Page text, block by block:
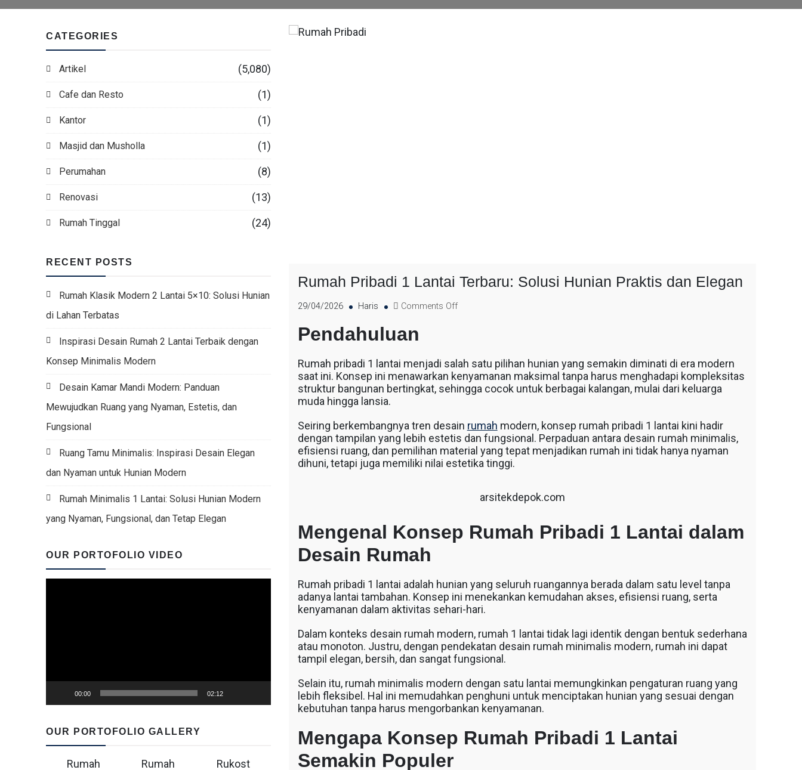
CATEGORIES
Artikel (5,080)
Cafe dan Resto (1)
Kantor (1)
Masjid dan Musholla (1)
Perumahan (8)
Renovasi (13)
Rumah Tinggal (24)
RECENT POSTS
Rumah Klasik Modern 2 Lantai 5×10: Solusi Hunian
di Lahan Terbatas
Inspirasi Desain Rumah 2 Lantai Terbaik dengan
Konsep Minimalis Modern
Desain Kamar Mandi Modern: Panduan
Mewujudkan Ruang yang Nyaman, Estetis, dan
Fungsional
Ruang Tamu Minimalis: Inspirasi Desain Elegan
dan Nyaman untuk Hunian Modern
Rumah Minimalis 1 Lantai: Solusi Hunian Modern
yang Nyaman, Fungsional, dan Tetap Elegan
OUR PORTOFOLIO VIDEO
00:00 02:12
OUR PORTOFOLIO GALLERY
Rumah
Rumah
Rukost
Rumah Pribadi 1 Lantai Terbaru: Solusi Hunian Praktis dan Elegan
29/04/2026 Haris Comments Off
Pendahuluan
Rumah pribadi 1 lantai menjadi salah satu pilihan hunian yang semakin diminati di era modern
saat ini. Konsep ini menawarkan kenyamanan maksimal tanpa harus menghadapi kompleksitas
struktur bangunan bertingkat, sehingga cocok untuk berbagai kalangan, mulai dari keluarga
muda hingga lansia.
Seiring berkembangnya tren desain rumah modern, konsep rumah pribadi 1 lantai kini hadir
dengan tampilan yang lebih estetis dan fungsional. Perpaduan antara desain rumah minimalis,
efisiensi ruang, dan pemilihan material yang tepat menjadikan rumah ini tidak hanya nyaman
dihuni, tetapi juga memiliki nilai estetika tinggi.
arsitekdepok.com
Mengenal Konsep Rumah Pribadi 1 Lantai dalam
Desain Rumah
Rumah pribadi 1 lantai adalah hunian yang seluruh ruangannya berada dalam satu level tanpa
adanya lantai tambahan. Konsep ini menekankan kemudahan akses, efisiensi ruang, serta
kenyamanan dalam aktivitas sehari-hari.
Dalam konteks desain rumah modern, rumah 1 lantai tidak lagi identik dengan bentuk sederhana
atau monoton. Justru, dengan pendekatan desain rumah minimalis modern, rumah ini dapat
tampil elegan, bersih, dan sangat fungsional.
Selain itu, rumah minimalis modern dengan satu lantai memungkinkan pengaturan ruang yang
lebih fleksibel. Hal ini memudahkan penghuni untuk menciptakan hunian yang sesuai dengan
kebutuhan tanpa harus mengorbankan kenyamanan.
Mengapa Konsep Rumah Pribadi 1 Lantai
Semakin Populer